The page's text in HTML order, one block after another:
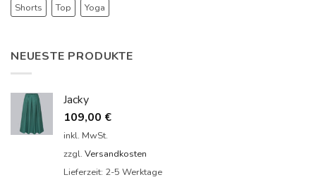
Shorts
Top Yoga
NEUESTE PRODUKTE
Jacky
109,00 €
inkl. MwSt.
zzgl. Versandkosten
Lieferzeit: 2-5 Werktage